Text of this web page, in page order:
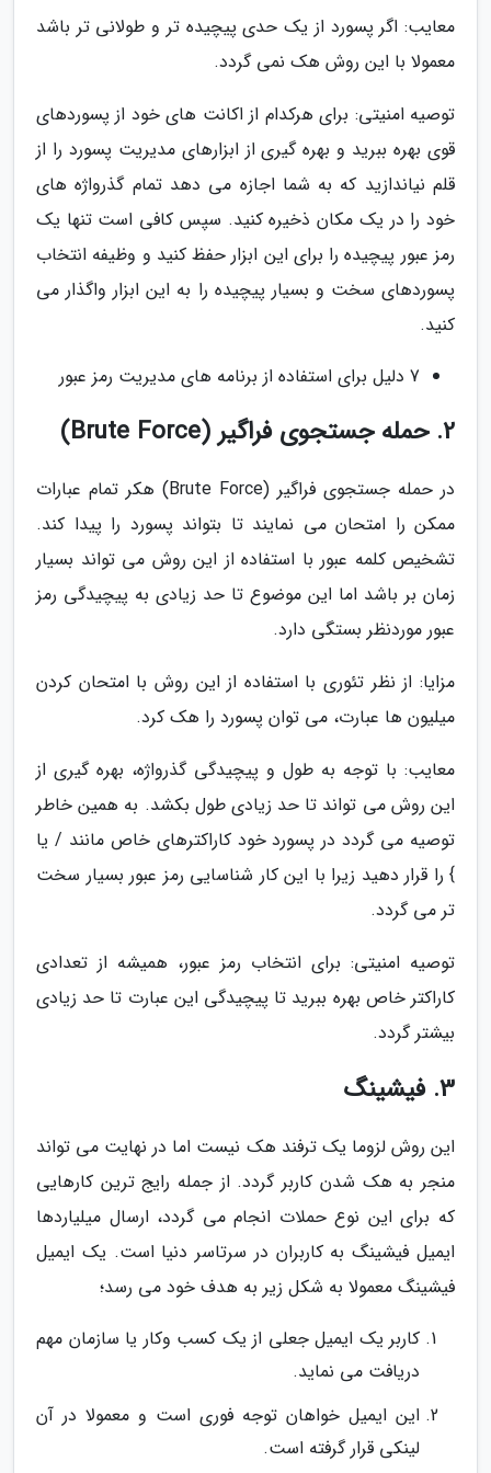
معایب: اگر پسورد از یک حدی پیچیده تر و طولانی تر باشد
معمولا با این روش هک نمی گردد.
توصیه امنیتی: برای هرکدام از اکانت های خود از پسوردهای
قوی بهره ببرید و بهره گیری از ابزارهای مدیریت پسورد را از
قلم نیاندازید که به شما اجازه می دهد تمام گذرواژه های
خود را در یک مکان ذخیره کنید. سپس کافی است تنها یک
رمز عبور پیچیده را برای این ابزار حفظ کنید و وظیفه انتخاب
پسوردهای سخت و بسیار پیچیده را به این ابزار واگذار می
کنید.
7 دلیل برای استفاده از برنامه های مدیریت رمز عبور
2. حمله جستجوی فراگیر (Brute Force)
در حمله جستجوی فراگیر (Brute Force) هکر تمام عبارات
ممکن را امتحان می نمایند تا بتواند پسورد را پیدا کند.
تشخیص کلمه عبور با استفاده از این روش می تواند بسیار
زمان بر باشد اما این موضوع تا حد زیادی به پیچیدگی رمز
عبور موردنظر بستگی دارد.
مزایا: از نظر تئوری با استفاده از این روش با امتحان کردن
میلیون ها عبارت، می توان پسورد را هک کرد.
معایب: با توجه به طول و پیچیدگی گذرواژه، بهره گیری از
این روش می تواند تا حد زیادی طول بکشد. به همین خاطر
توصیه می گردد در پسورد خود کاراکترهای خاص مانند / یا
} را قرار دهید زیرا با این کار شناسایی رمز عبور بسیار سخت
تر می گردد.
توصیه امنیتی: برای انتخاب رمز عبور، همیشه از تعدادی
کاراکتر خاص بهره ببرید تا پیچیدگی این عبارت تا حد زیادی
بیشتر گردد.
3. فیشینگ
این روش لزوما یک ترفند هک نیست اما در نهایت می تواند
منجر به هک شدن کاربر گردد. از جمله رایج ترین کارهایی
که برای این نوع حملات انجام می گردد، ارسال میلیاردها
ایمیل فیشینگ به کاربران در سرتاسر دنیا است. یک ایمیل
فیشینگ معمولا به شکل زیر به هدف خود می رسد؛
کاربر یک ایمیل جعلی از یک کسب وکار یا سازمان مهم
دریافت می نماید.
این ایمیل خواهان توجه فوری است و معمولا در آن
لینکی قرار گرفته است.